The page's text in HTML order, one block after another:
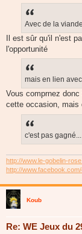
Avec de la
Il est sûr qu'il n'est
l'opportunité
mais en lien
Vous comprnez
cette occasion, mais
c'est pas gagné...
http://www.le-gobelin-
http://
Koub
Re: WE Jeux du